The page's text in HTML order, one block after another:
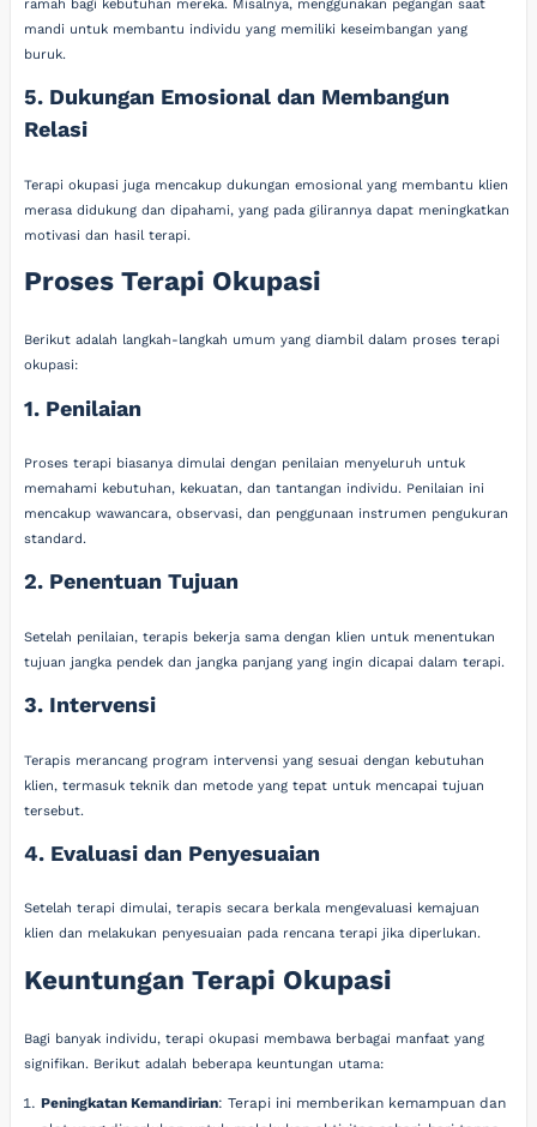
ramah bagi kebutuhan mereka. Misalnya, menggunakan pegangan saat
mandi untuk membantu individu yang memiliki keseimbangan yang
buruk.
5. Dukungan Emosional dan Membangun
Relasi
Terapi okupasi juga mencakup dukungan emosional yang membantu klien
merasa didukung dan dipahami, yang pada gilirannya dapat meningkatkan
motivasi dan hasil terapi.
Proses Terapi Okupasi
Berikut adalah langkah-langkah umum yang diambil dalam proses terapi
okupasi:
1. Penilaian
Proses terapi biasanya dimulai dengan penilaian menyeluruh untuk
memahami kebutuhan, kekuatan, dan tantangan individu. Penilaian ini
mencakup wawancara, observasi, dan penggunaan instrumen pengukuran
standard.
2. Penentuan Tujuan
Setelah penilaian, terapis bekerja sama dengan klien untuk menentukan
tujuan jangka pendek dan jangka panjang yang ingin dicapai dalam terapi.
3. Intervensi
Terapis merancang program intervensi yang sesuai dengan kebutuhan
klien, termasuk teknik dan metode yang tepat untuk mencapai tujuan
tersebut.
4. Evaluasi dan Penyesuaian
Setelah terapi dimulai, terapis secara berkala mengevaluasi kemajuan
klien dan melakukan penyesuaian pada rencana terapi jika diperlukan.
Keuntungan Terapi Okupasi
Bagi banyak individu, terapi okupasi membawa berbagai manfaat yang
signifikan. Berikut adalah beberapa keuntungan utama:
Peningkatan Kemandirian: Terapi ini memberikan kemampuan dan